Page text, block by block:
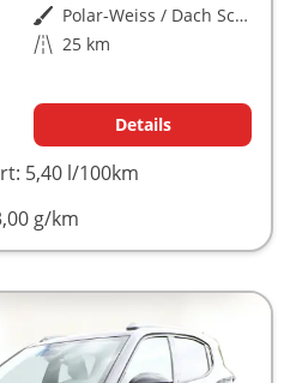
Außenfarbe
Polar-Weiss / Dach Schwarz
Kilometerstand 25 km
Details
5,40 l/100km
g/km